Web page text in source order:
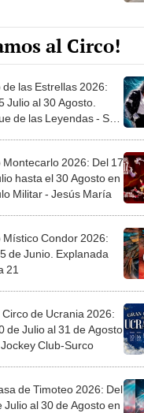
al Circo!
de las Estrellas 2026:
Julio al 30 Agosto.
de las Leyendas - San
Montecarlo 2026: Del 17
hasta el 30 Agosto en
Militar - Jesús María
Místico Condor 2026:
de Junio. Explanada
21
de Ucrania 2026:
de Julio al 31 de Agosto
Club-Surco
de Timoteo 2026: Del
Julio al 30 de Agosto en